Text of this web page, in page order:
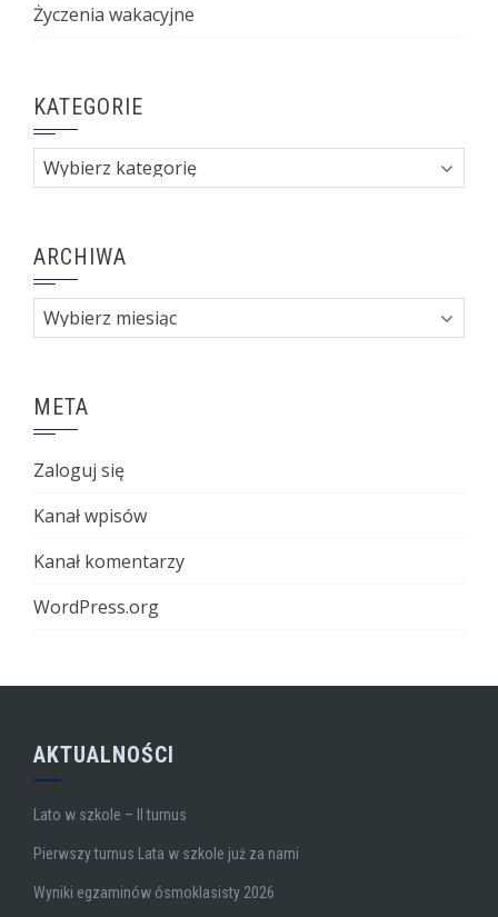
Życzenia wakacyjne
KATEGORIE
Kategorie
ARCHIWA
Archiwa
META
Zaloguj się
Kanał wpisów
Kanał komentarzy
WordPress.org
AKTUALNOŚCI
Lato w szkole – II turnus
Pierwszy turnus Lata w szkole już za nami
Wyniki egzaminów ósmoklasisty 2026